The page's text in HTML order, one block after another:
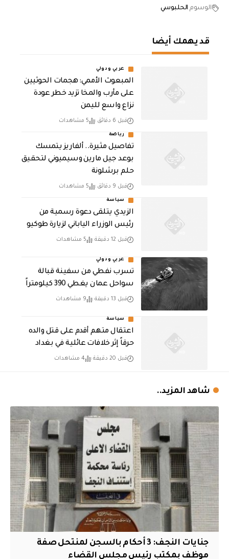
الوسوم الحلبوسي
قد يهمك أيضا
عربي ودولي
المبعوث الأممي: هجمات الحوثيين
على مأرب والمخا تزيد خطر عودة
نزاع واسع لليمن
قبل 6 دقائق 5 مشاهدات
رياضة
تفاصيل مثيرة.. ألفاريز يتمسك
بوعد جيل مارين وسيميوني لتحقيق
حلم برشلونة
قبل 9 دقائق 5 مشاهدات
سياسة
الزيدي يتلقى دعوة رسمية من
رئيس الوزراء الياباني لزيارة طوكيو
قبل 12 دقيقة 5 مشاهدات
عربي ودولي
تسرب نفطي من سفينة قبالة
سواحل عمان يغطي 390 كيلومتراً
قبل 13 دقيقة 9 مشاهدات
سياسة
اعتقال متهم أقدم على قتل والده
حرقاً إثر خلافات عائلية في بغداد
قبل 20 دقيقة 4 مشاهدات
شاهد المزيد..
جنايات النجف: 3 أحكام بالسجن لمنتحل صفة
موظف بمكتب رئيس مجلس القضاء